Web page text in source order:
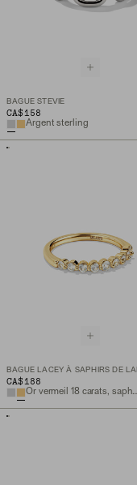
BAGUE STEVIE
CA$158
Argent sterling
CA$188